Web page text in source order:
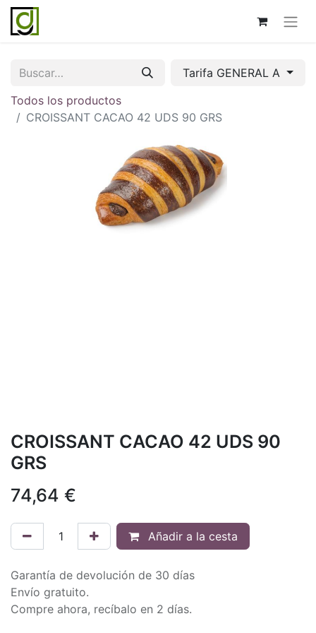
Tarifa GENERAL A
Todos los productos
CROISSANT CACAO 42 UDS 90 GRS
CROISSANT CACAO 42 UDS 90
GRS
74,64 €
Añadir a la cesta
Garantía de devolución de 30 días
Envío gratuito.
Compre ahora, recíbalo en 2 días.